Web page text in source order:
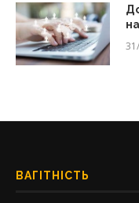
ВАГІТНІСТЬ